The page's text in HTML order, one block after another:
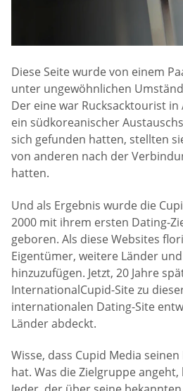
Diese Seite wurde von einem
unter ungewöhnlichen
Der eine war Rucksacktourist
ein südkoreanischer
sich gefunden hatten, stellten
von anderen nach der
hatten.
Und als Ergebnis wurde die
2000 mit ihrem ersten Dating-
geboren. Als diese Websites
Eigentümer, weitere Länder
hinzuzufügen. Jetzt, 20 Jahre
InternationalCupid-Site zu
internationalen Dating-Site
Länder abdeckt.
Wisse, dass Cupid Media
hat. Was die Zielgruppe